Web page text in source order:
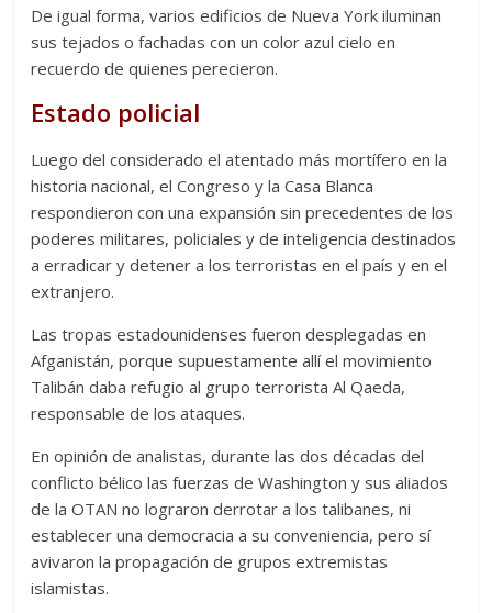
De igual forma, varios edificios de Nueva York iluminan
sus tejados o fachadas con un color azul cielo en
recuerdo de quienes perecieron.
Estado policial
Luego del considerado el atentado más mortífero en la
historia nacional, el Congreso y la Casa Blanca
respondieron con una expansión sin precedentes de los
poderes militares, policiales y de inteligencia destinados
a erradicar y detener a los terroristas en el país y en el
extranjero.
Las tropas estadounidenses fueron desplegadas en
Afganistán, porque supuestamente allí el movimiento
Talibán daba refugio al grupo terrorista Al Qaeda,
responsable de los ataques.
En opinión de analistas, durante las dos décadas del
conflicto bélico las fuerzas de Washington y sus aliados
de la OTAN no lograron derrotar a los talibanes, ni
establecer una democracia a su conveniencia, pero sí
avivaron la propagación de grupos extremistas
islamistas.